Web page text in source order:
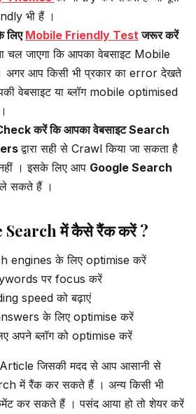
भी हैं ।
लिए Mobile Friendly Testजरूर करें
चल जाएगा कि आपका वेबसाइट Mobile
अगर आप किसी भी प्रकार का error देखते
वेबसाइट या ब्लॉग mobile optimised
करें कि आपका वेबसाइट Search
द्वारा सही से Crawl किया जा सकता है
नहीं । इसके लिए आप Google Search
ले सकते हैं ।
में कैसे रैंक करें ?
engines के लिए optimise करें
पर focus करें
speed को बढ़ाएं
के लिए optimise करें
अपने ब्लॉग को optimise करें
Article जिसकी मदद से आप आसानी से
में रैंक कर सकते हैं । अन्य किसी भी
कर सकते हैं । पसंद आया हो तो शेयर करें